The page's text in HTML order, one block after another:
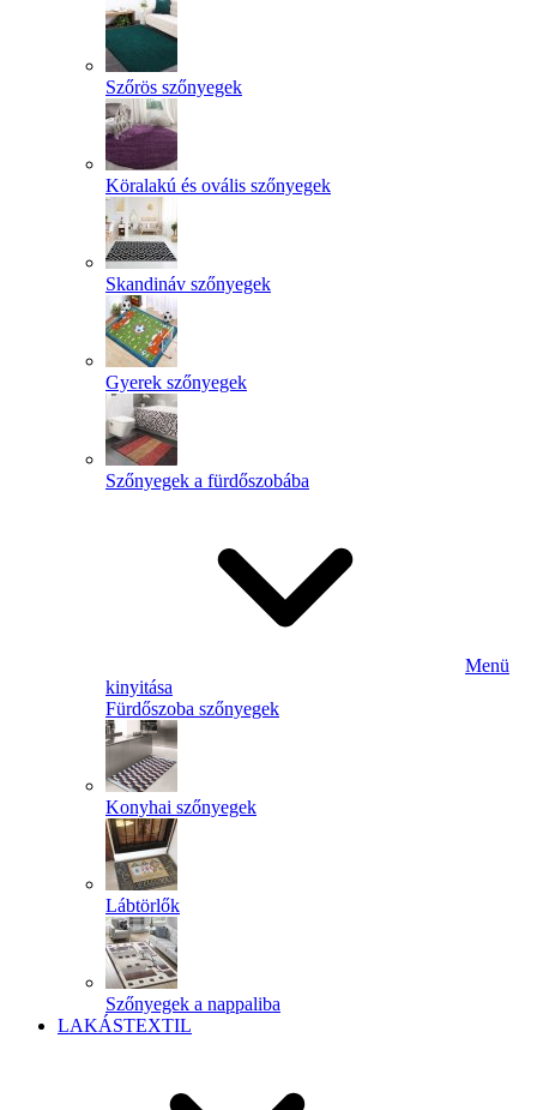
Szőrös szőnyegek
Köralakú és ovális szőnyegek
Skandináv szőnyegek
Gyerek szőnyegek
Szőnyegek a fürdőszobába
Menü
kinyitása
Fürdőszoba szőnyegek
Konyhai szőnyegek
Lábtörlők
Szőnyegek a nappaliba
LAKÁSTEXTIL